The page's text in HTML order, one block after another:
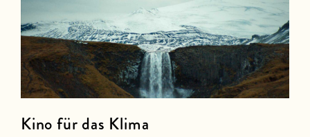
Kino für das Klima